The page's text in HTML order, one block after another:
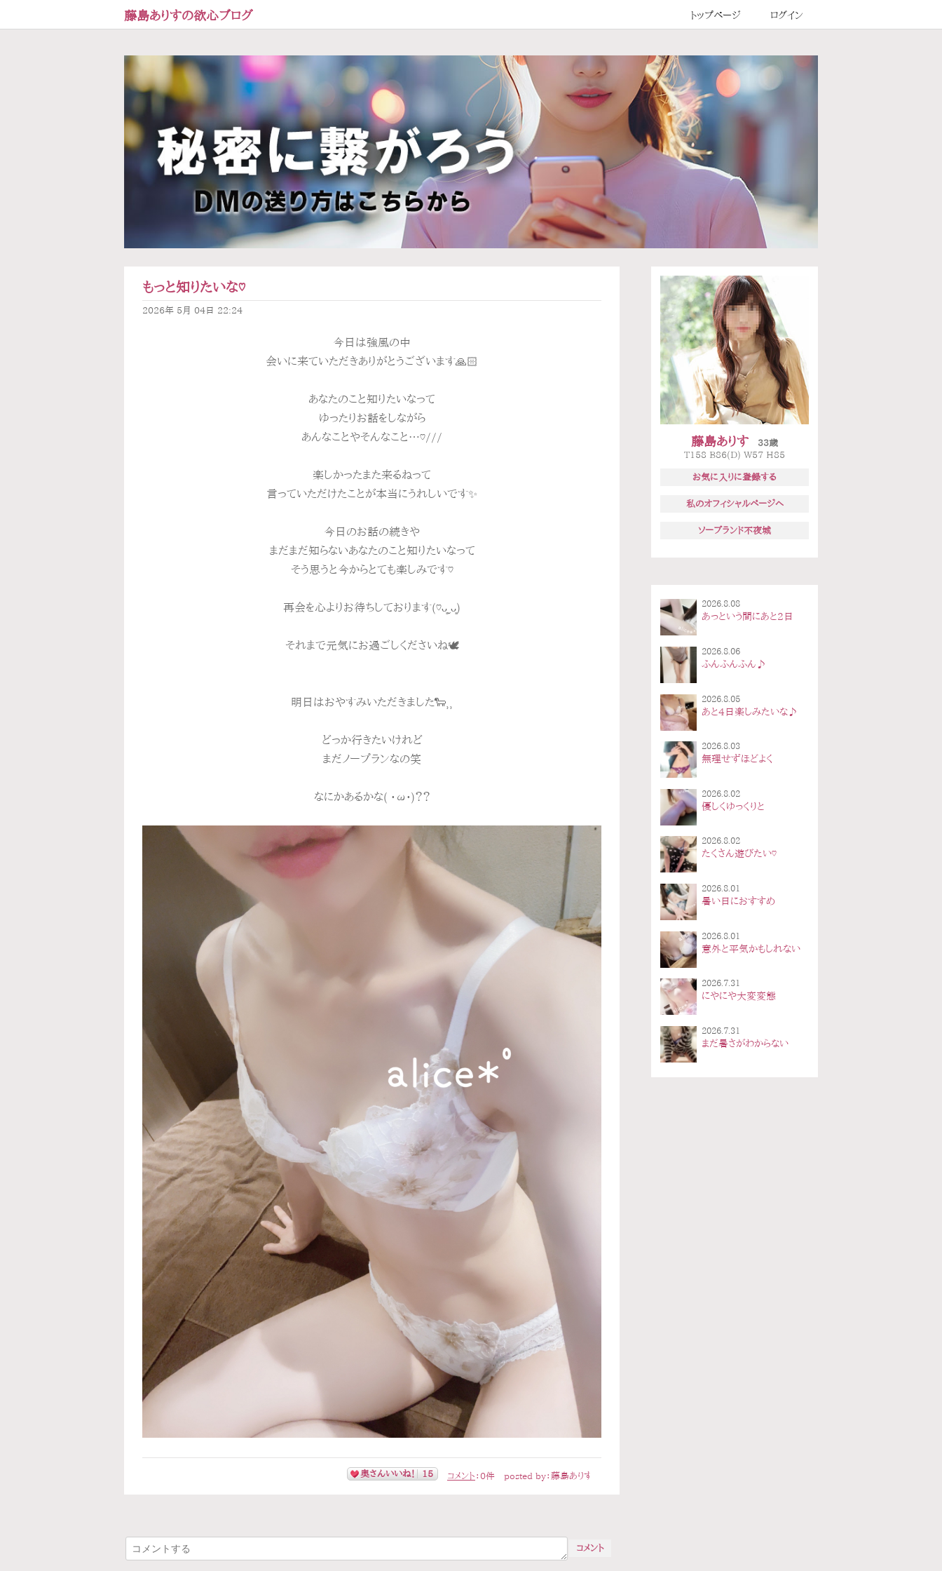
藤島ありすの欲心ブログ トップページ ログイン
もっと知りたいな♡
2026年 5月 04日 22:24
今日は強風の中
会いに来ていただきありがとうございます🙏🏻
あなたのこと知りたいなって
ゆったりお話をしながら
あんなことやそんなこと…♡///
楽しかったまた来るねって
言っていただけたことが本当にうれしいです✨
今日のお話の続きや
まだまだ知らないあなたのこと知りたいなって
そう思うと今からとても楽しみです♡
再会を心よりお待ちしております(♡ᴗ͈ˬᴗ͈)
それまで元気にお過ごしくださいね🕊
明日はおやすみいただきました🐑⸒⸒
どっか行きたいけれど
まだノープランなの笑
なにかあるかな(­­ •ω•)？？
posted by： 藤島ありす
コメント ： 0件
奥さんいいね！ 15
藤島ありす
33歳
T158 B86(D) W57 H85
お気に入りに登録する
私のオフィシャルページへ
ソープランド不夜城
2026.8.08
あっという間にあと2日
2026.8.06
ふんふんふん♪
2026.8.05
あと4日楽しみたいな♪
2026.8.03
無理せずほどよく
2026.8.02
優しくゆっくりと
2026.8.02
たくさん遊びたい♡
2026.8.01
暑い日におすすめ
2026.8.01
意外と平気かもしれない
2026.7.31
にやにや大変変態
2026.7.31
まだ暑さがわからない